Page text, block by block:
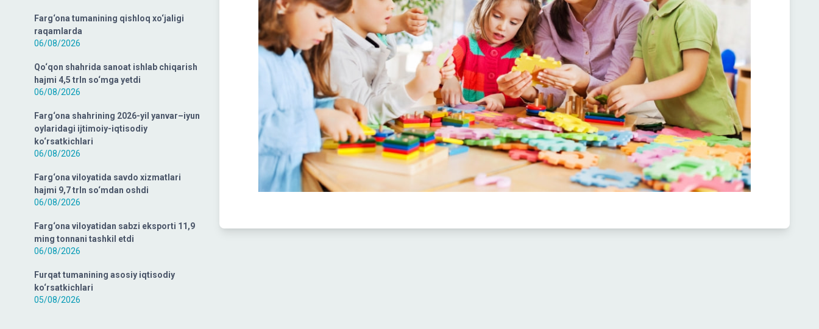
Farg‘ona tumanining qishloq xo‘jaligi
raqamlarda
06/08/2026
Qo‘qon shahrida sanoat ishlab chiqarish
hajmi 4,5 trln so‘mga yetdi
06/08/2026
Farg‘ona shahrining 2026-yil yanvar–iyun
oylaridagi ijtimoiy-iqtisodiy
ko‘rsatkichlari
06/08/2026
Farg‘ona viloyatida savdo xizmatlari
hajmi 9,7 trln so‘mdan oshdi
06/08/2026
Farg‘ona viloyatidan sabzi eksporti 11,9
ming tonnani tashkil etdi
06/08/2026
Furqat tumanining asosiy iqtisodiy
ko‘rsatkichlari
05/08/2026